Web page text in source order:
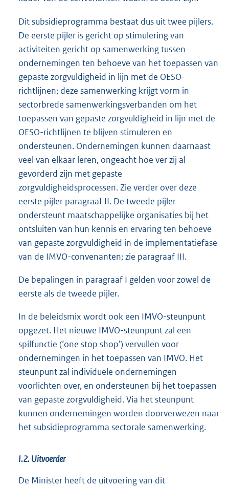
Dit subsidieprogramma bestaat dus uit twee pijlers.
De eerste pijler is gericht op stimulering van
activiteiten gericht op samenwerking tussen
ondernemingen ten behoeve van het toepassen van
gepaste zorgvuldigheid in lijn met de OESO-
richtlijnen; deze samenwerking krijgt vorm in
sectorbrede samenwerkingsverbanden om het
toepassen van gepaste zorgvuldigheid in lijn met de
OESO-richtlijnen te blijven stimuleren en
ondersteunen. Ondernemingen kunnen daarnaast
veel van elkaar leren, ongeacht hoe ver zij al
gevorderd zijn met gepaste
zorgvuldigheidsprocessen. Zie verder over deze
eerste pijler paragraaf II. De tweede pijler
ondersteunt maatschappelijke organisaties bij het
ontsluiten van hun kennis en ervaring ten behoeve
van gepaste zorgvuldigheid in de implementatiefase
van de IMVO-convenanten; zie paragraaf III.
De bepalingen in paragraaf I gelden voor zowel de
eerste als de tweede pijler.
In de beleidsmix wordt ook een IMVO-steunpunt
opgezet. Het nieuwe IMVO-steunpunt zal een
spilfunctie (‘one stop shop’) vervullen voor
ondernemingen in het toepassen van IMVO. Het
steunpunt zal individuele ondernemingen
voorlichten over, en ondersteunen bij het toepassen
van gepaste zorgvuldigheid. Via het steunpunt
kunnen ondernemingen worden doorverwezen naar
het subsidieprogramma sectorale samenwerking.
I.2. Uitvoerder
De Minister heeft de uitvoering van dit